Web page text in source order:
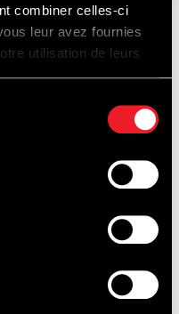
combiner celles-ci
leur avez fournies
utilisation de leurs